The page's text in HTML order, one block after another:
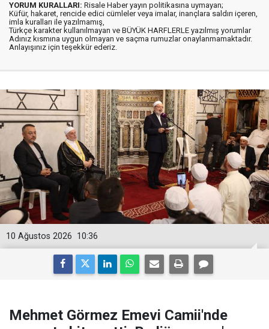
YORUM KURALLARI: Risale Haber yayın politikasına uymayan;
Küfür, hakaret, rencide edici cümleler veya imalar, inançlara saldırı içeren,
imla kuralları ile yazılmamış,
Türkçe karakter kullanılmayan ve BÜYÜK HARFLERLE yazılmış yorumlar
Adınız kısmına uygun olmayan ve saçma rumuzlar onaylanmamaktadır.
Anlayışınız için teşekkür ederiz.
10:36
10 Ağustos 2026
Mehmet Görmez Emevi Camii'nde